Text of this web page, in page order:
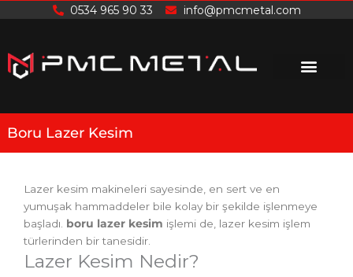
0534 965 90 33 info@pmcmetal.com
Boru Lazer Kesim
Lazer kesim makineleri sayesinde, en sert ve en
yumuşak hammaddeler bile kolay bir şekilde işlenmeye
başladı. boru lazer kesim işlemi de, lazer kesim işlem
türlerinden bir tanesidir.
Lazer Kesim Nedir?